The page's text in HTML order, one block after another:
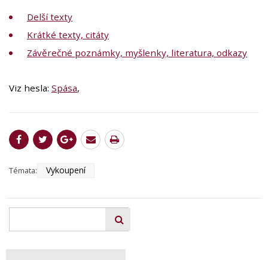
Delší texty
Krátké texty, citáty
Závěrečné poznámky, myšlenky, literatura, odkazy
Viz hesla: Spása,
Témata: Vykoupení